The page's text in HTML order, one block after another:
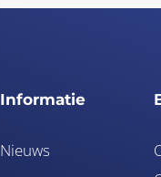
Informatie
Nieuws